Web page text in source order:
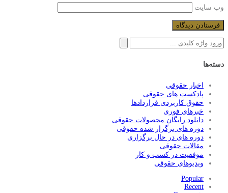
وب‌ سایت
جستجو
برای:
دسته‌ها
اخبار حقوقی
پادکست های حقوقی
حقوق کاربردی قراردادها
خبرهای فوری
دانلود رایگان محصولات حقوقی
دوره های برگزار شده حقوقی
دوره های در حال برگزاری
مقالات حقوقی
موفقیت در کسب و کار
ویدیوهای حقوقی
Popular
Recent